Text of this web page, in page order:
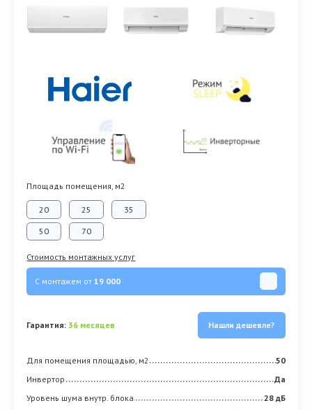
Площадь помещения, м2
20 25 35
50 70
Стоимость монтажных услуг
С монтажем от19 000
Гарантия: 36 месяцев Нашли дешевле?
Для помещения площадью, м2
50
Инвертор
Да
Уровень шума внутр. блока
28 дБ